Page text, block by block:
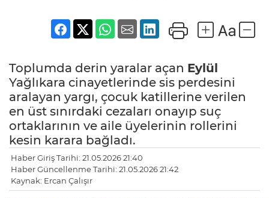
Toplumda derin yaralar açan Eylül
Yağlıkara cinayetlerinde sis perdesini
aralayan yargı, çocuk katillerine verilen
en üst sınırdaki cezaları onayıp suç
ortaklarının ve aile üyelerinin rollerini
kesin karara bağladı.
Haber Giriş Tarihi: 21.05.2026 21:40
Haber Güncellenme Tarihi: 21.05.2026 21:42
Kaynak: Ercan Çalışır